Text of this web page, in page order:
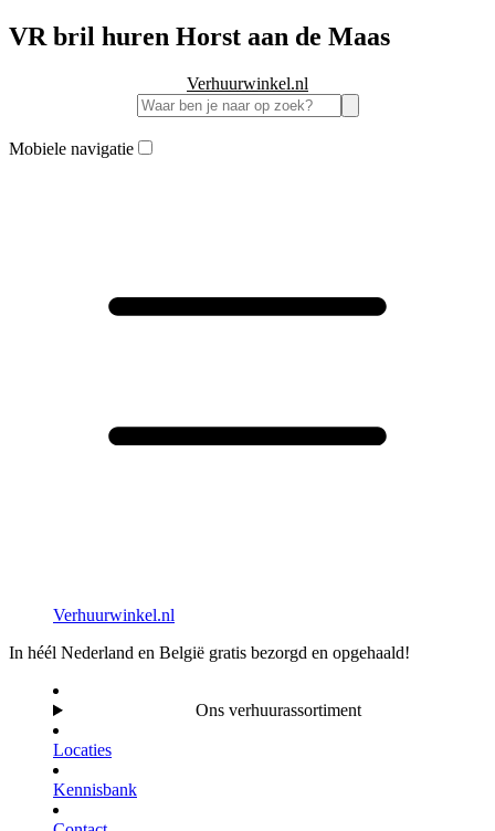
VR bril huren Horst aan de Maas
Verhuurwinkel.nl
Mobiele navigatie
Verhuurwinkel.nl
In héél Nederland en België gratis bezorgd en opgehaald!
Ons verhuurassortiment
Locaties
Kennisbank